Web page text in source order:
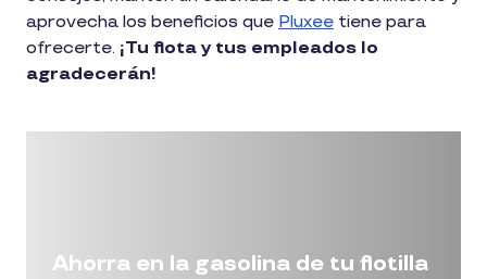
aprovecha los beneficios que Pluxee tiene para
ofrecerte. ¡Tu flota y tus empleados lo
agradecerán!
Ahorra en la gasolina de tu flotilla